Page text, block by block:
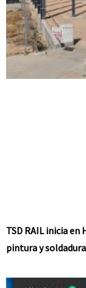
TSD RAIL inicia
pintura y soldadura